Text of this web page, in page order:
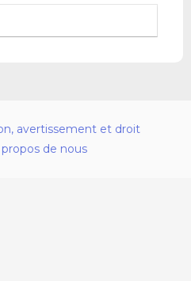
avertissement et droit
propos de nous